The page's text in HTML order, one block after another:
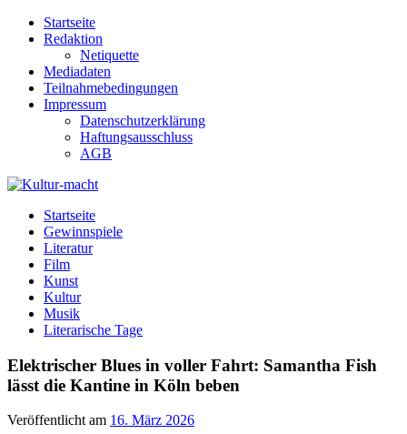
Zum
Inhalt
Startseite
Redaktion
Netiquette
Mediadaten
Teilnahmebedingungen
Impressum
Datenschutzerklärung
Haftungsausschluss
AGB
Kultur-macht
Magazin für Kunst, Literatur, Kultur, Film & Musik
Startseite
Gewinnspiele
Literatur
Film
Kunst
Kultur
Musik
Literarische Tage
Elektrischer Blues in voller Fahrt: Samantha Fish
lässt die Kantine in Köln beben
Veröffentlicht am 16. März 2026